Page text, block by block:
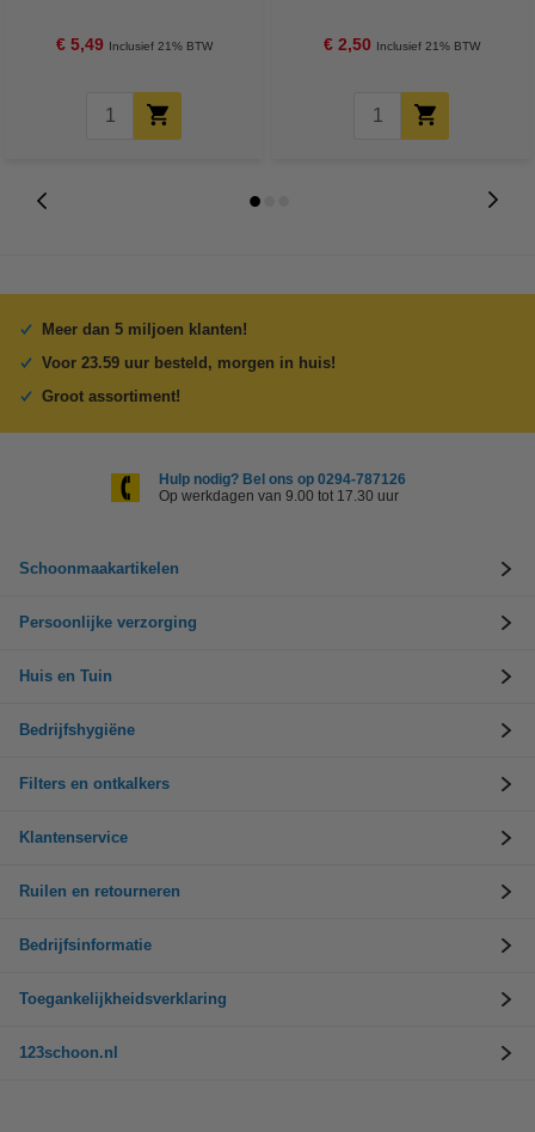
€ 5,49 Inclusief 21% BTW € 2,50 Inclusief 21% BTW
Meer dan 5 miljoen klanten!
Voor 23.59 uur besteld, morgen in huis!
Groot assortiment!
Hulp nodig? Bel ons op 0294-787126
Op werkdagen van 9.00 tot 17.30 uur
Schoonmaakartikelen
Persoonlijke verzorging
Huis en Tuin
Bedrijfshygiëne
Filters en ontkalkers
Klantenservice
Ruilen en retourneren
Bedrijfsinformatie
Toegankelijkheidsverklaring
123schoon.nl